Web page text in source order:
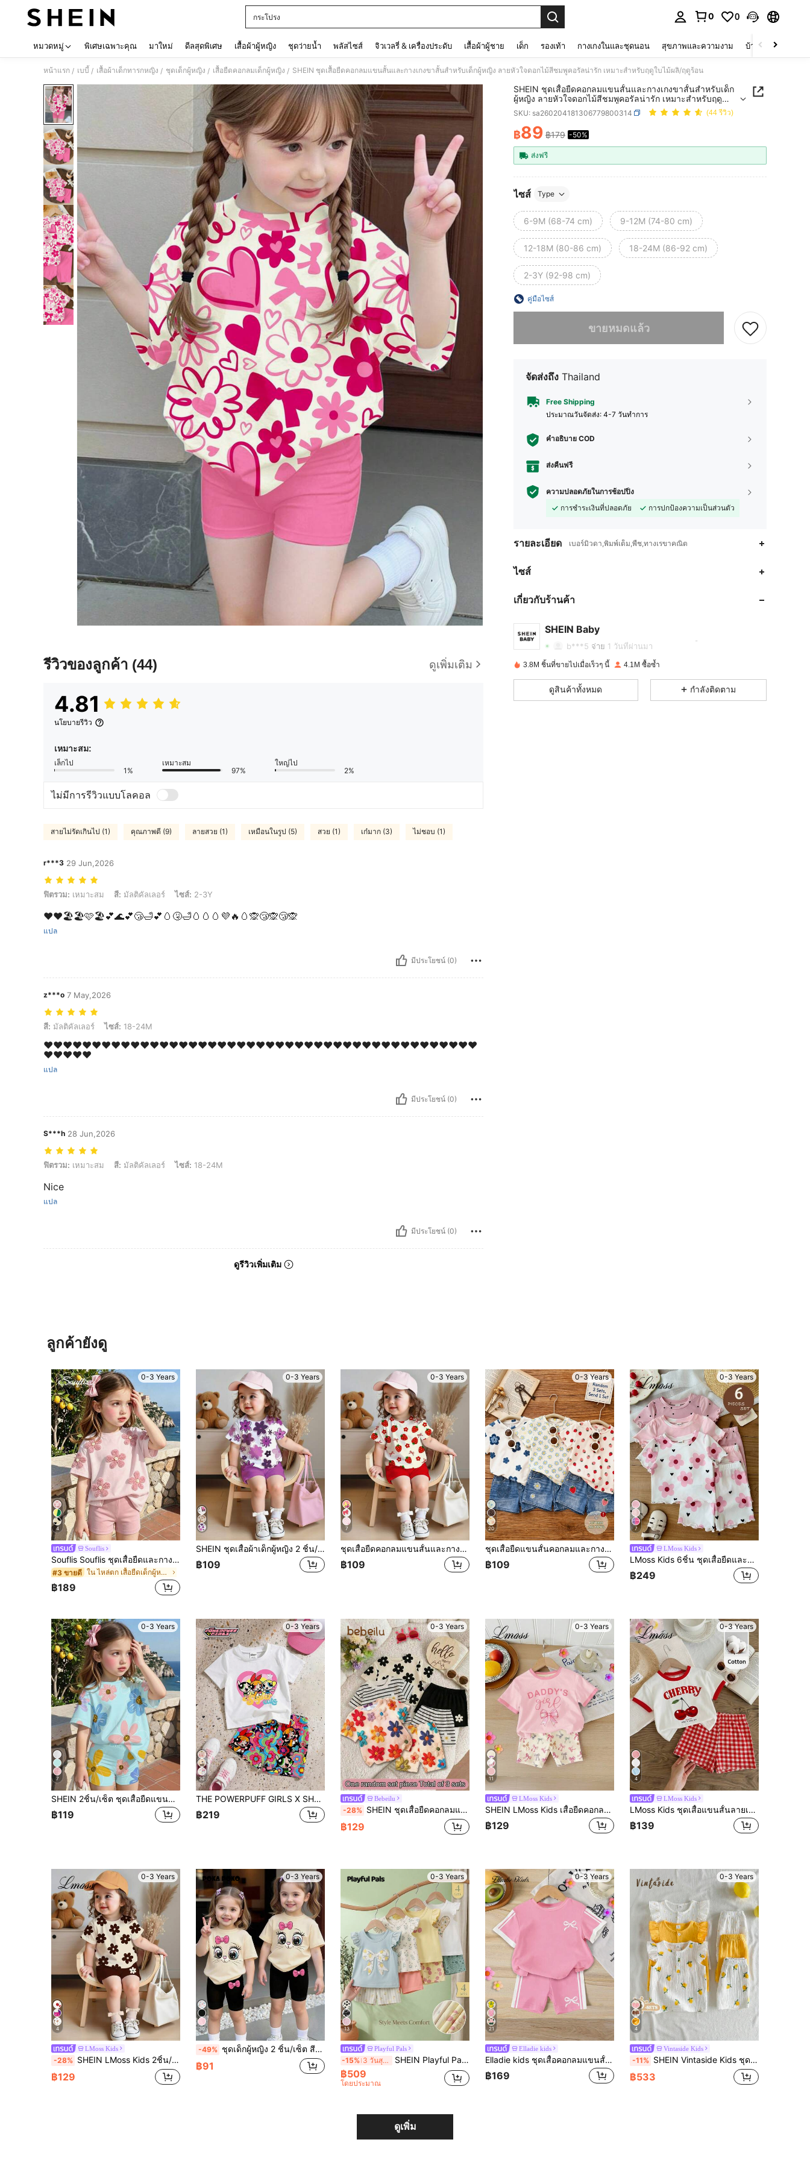
กระโปรง
0 0
หมวดหมู่ พิเศษเฉพาะคุณ มาใหม่ ดีลสุดพิเศษ เสื้อผ้าผู้หญิง ชุดว่ายน้ำ พลัสไซส์ จิวเวลรี่ & เครื่องประดับ เสื้อผ้าผู้ชาย เด็ก รองเท้า กางเกงในและชุดนอน สุขภาพและความงาม บ้านและที่อยู่อาศัย
หน้าแรก / เบบี้ / เสื้อผ้าเด็กทารกหญิง / ชุดเด็กผู้หญิง / เสื้อยืดคอกลมเด็กผู้หญิง / SHEIN ชุดเสื้อยืดคอกลมแขนสั้นและกางเกงขาสั้นสำหรับเด็กผู้หญิง ลายหัวใจดอกไม้สีชมพูคอรัลน่ารัก เหมาะสำหรับฤดูใบไม้ผลิ/ฤดูร้อน
รีวิวของลูกค้า (44) ดูเพิ่มเติม
4.81
นโยบายรีวิว
เหมาะสม:
เล็กไป
1%
เหมาะสม
97%
ใหญ่ไป
2%
ไม่มีการรีวิวแบบโลคอล
สายไม่รัดเกินไป (1) คุณภาพดี (9) ลายสวย (1) เหมือนในรูป (5) สวย (1) เก๋มาก (3) ไม่ชอบ (1)
r***3 29 Jun,2026
ฟิตรวม: เหมาะสม, สี: มัลติคัลเลอร์, ไซส์: 2-3Y
ฟิตรวม: เหมาะสม สี: มัลติคัลเลอร์ ไซส์: 2-3Y
❤️❤️🏖️🏖️🩷🏖️💕🌊💕😴🛁💕🥚🤧🛁🥚🥚🥚💜🔥🥚🙊😴🙊😴🙊
แปล
มีประโยชน์ (0)
z***o 7 May,2026
สี: มัลติคัลเลอร์, ไซส์: 18-24M
สี: มัลติคัลเลอร์ ไซส์: 18-24M
❤️❤️❤️❤️❤️❤️❤️❤️❤️❤️❤️❤️❤️❤️❤️❤️❤️❤️❤️❤️❤️❤️❤️❤️❤️❤️❤️❤️❤️❤️❤️❤️❤️❤️❤️❤️❤️❤️❤️❤️❤️❤️❤️❤️❤️
❤️❤️❤️❤️❤️
แปล
มีประโยชน์ (0)
S***h 28 Jun,2026
ฟิตรวม: เหมาะสม, สี: มัลติคัลเลอร์, ไซส์: 18-24M
ฟิตรวม: เหมาะสม สี: มัลติคัลเลอร์ ไซส์: 18-24M
Nice
แปล
มีประโยชน์ (0)
ดูรีวิวเพิ่มเติม
SHEIN ชุดเสื้อยืดคอกลมแขนสั้นและกางเกงขาสั้นสำหรับเด็ก
ผู้หญิง ลายหัวใจดอกไม้สีชมพูคอรัลน่ารัก เหมาะสำหรับฤดู
ใบไม้ผลิ/ฤดูร้อน
SKU: sa260204181306779800314 (44 รีวิว)
PRICE AND AVAILABILITY
฿89 ฿179 -50%
ส่งฟรี
ไซส์ Type
6-9M (68-74 cm) 9-12M (74-80 cm)
12-18M (80-86 cm) 18-24M (86-92 cm)
2-3Y (92-98 cm)
คู่มือไซส์
ขายหมดแล้ว
จัดส่งถึง Thailand
Free Shipping
ประมาณวันจัดส่ง: 4-7 วันทำการ
คำอธิบาย COD
ส่งคืนฟรี
ความปลอดภัยในการช้อปปิ้ง
การชำระเงินที่ปลอดภัย
การปกป้องความเป็นส่วนตัว
รายละเอียด เบอร์มิวดา,พิมพ์เต็ม,พืช,ทางเรขาคณิต
ไซส์
เกี่ยวกับร้านค้า
SHEIN Baby
4.96
4.96
b***5 จ่าย 1 วันที่ผ่านมา
3.8M ชิ้นที่ขายไปเมื่อเร็วๆ นี้ 4.1M ซื้อซ้ำ
ดูสินค้าทั้งหมด กำลังติดตาม
ลูกค้ายังดู
0-3 Years
4
Souflis
Souflis Souflis ชุดเสื้อยืดและกางเกงขาสั้นสำหรับเด็กผู้หญิง 2 ชิ้น/เซ็ต แฟชั่นลำลองอเนกประสงค์ ฤดูใบไม้ผลิ/ฤดูร้อน ลายดอกไม้เล็กสีชมพูหวานน่ารัก โดพามีนสีชมพู เสื้อยืดคอกลมแขนสั้นทรงหลวมนุ่มและกางเกงขาสั้นปั่นจักรยาน ชุดเสื้อผ้าฤดูใบไม้ผลิ/ฤดูร้อน
#3 ขายดี ใน ไหล่ตก เสื้อยืดเด็กผู้หญิง
฿189
0-3 Years
SHEIN ชุดเสื้อผ้าเด็กผู้หญิง 2 ชิ้น/ชุด ลายดอกไม้สีม่วง, เสื้อยืดคอกลมแขนสั้นและกางเกงเลกกิ้ง, เหมาะสำหรับฤดูใบไม้ผลิ/ฤดูร้อน Y2K, แฟชั่นเด็กผู้หญิงน่ารักใส่ได้ทุกวัน, แฟชั่นฤดูใบไม้ร่วงสำหรับเด็กผู้หญิง, สไตล์ใหม่สำหรับฤดูใบไม้ร่วง, Blossom Vogue, K-Pop, ชุดเซ็ตสำหรับเด็กผู้หญิง, ชุดสองชิ้น, แฟชั่นราคาไม่แพง
฿109
0-3 Years
7
ชุดเสื้อยืดคอกลมแขนสั้นและกางเกงเลกกิ้งลายพิมพ์โบว์, สตรอว์เบอร์รี, ลายดอกไม้ น่ารักหวานๆ สำหรับเด็กผู้หญิง เหมาะสำหรับฤดูใบไม้ผลิและฤดูร้อน
฿109
0-3 Years
20
ชุดเสื้อยืดแขนสั้นคอกลมและกางเกงขาสั้นลำลอง 2 ชิ้น ลายดอกไม้สไตล์มินิมอลน่ารัก วินเทจ Academy สำหรับเด็กผู้หญิง เหมาะสำหรับใส่ประจำวัน ที่บ้าน และโรงเรียน ในฤดูใบไม้ผลิ/ฤดูร้อน 1 ชุดสุ่ม
฿109
0-3 Years
7
LMoss Kids
LMoss Kids 6ชิ้น ชุดเสื้อยืดและกางเกงขาสั้นลายหัวใจ, ลายจุดและลายดอกไม้สำหรับเด็กผู้หญิง
฿249
0-3 Years
7
SHEIN 2ชิ้น/เซ็ต ชุดเสื้อยืดแขนสั้นพิมพ์ลายดอกไม้สุดน่ารักสำหรับเด็กผู้หญิงและกางเกงขาสั้น, เหมาะสำหรับออกนอกบ้าน, วันหยุด, ชุดลำลองในฤดูร้อน
฿119
0-3 Years
32
THE POWERPUFF GIRLS X SHEIN GraphicGems 1 ชุด เสื้อยืดคอกลมแขนสั้นลายการ์ตูนน่ารักและกางเกงขาสั้นลายพิมพ์ทั้งตัว สำหรับเด็กผู้หญิง
฿219
0-3 Years
Bebeilu
-28% SHEIN ชุดเสื้อยืดคอกลมแขนสั้นและกางเกงเลกกิ้งรัดรูปสำหรับเด็กผู้หญิง ลายดอกไม้เล็กๆ แบบเรียบง่าย ลำลอง น่ารัก สนุกสนาน มีพื้นผิว สีแดง สไตล์วินเทจ ลายดอกไม้แบบชนบท เหมาะสำหรับฤดูใบไม้ผลิและฤดูร้อน ลายกราฟิก สบาย ชุดเสื้อผ้าเด็กผู้หญิง Y2K วินเทจ วันหยุด
฿129
0-3 Years
11
LMoss Kids
SHEIN LMoss Kids เสื้อยืดคอกลมแขนสั้นทรงหลวมและกางเกงขาสั้นปั่นจักรยานรัดรูปสำหรับเด็กผู้หญิง, เหมาะสำหรับฤดูใบไม้ผลิ/ฤดูร้อน
฿129
0-3 Years
4
LMoss Kids
LMoss Kids ชุดเสื้อแขนสั้นลายเชอร์รี่สีชมพูน่ารักและกางเกงขาสั้นเอวยางยืดสำหรับเด็กผู้หญิง
฿139
0-3 Years
4
LMoss Kids
-28% SHEIN LMoss Kids 2ชิ้น/ชุด เสื้อครอปพิมพ์ลายดอกไม้เล็กน่ารักลำลองสำหรับเด็กผู้หญิงและชุดกางเกงขาสั้น สีเมลอน เหมาะสำหรับวันวาเลนไทน์, วันหยุด, ฤดูร้อน, กลางแจ้ง, กลับไปโรงเรียน, ชุดพี่น้อง, วันหยุด
฿129
0-3 Years
30
-49% ชุดเด็กผู้หญิง 2 ชิ้น/เซ็ต สีเบจ สำหรับฤดูร้อน ลำลองและท่องเที่ยว เสื้อยืดพิมพ์ลายตัวอักษรกราฟิก & กางเกงขาสั้นจักรยาน ชุดพิมพ์ลายจุดสบายระดับไฮเอนด์
฿91
0-3 Years
13
Playful Pals
-15% 3 วันสุดท้าย SHEIN Playful Pals ชุด 8 ชิ้น สำหรับเด็กหญิง 0-3 ปี ฤดูใบไม้ผลิ/ฤดูร้อน ใหม่ สบายๆ ประจำวัน บ้าน & ออกไปข้างนอก น่ารัก สนุกสนาน เสื้อกล้ามแขนระบายบัลเล่ต์เด็กหญิง & กางเกงขาสั้น
฿509
โดยประมาณ
0-3 Years
21
Elladie kids
Elladie kids ชุดเสื้อคอกลมแขนสั้นลายทางสีตัดกันสำหรับเด็กผู้หญิง, เหมาะสำหรับฤดูร้อน, โรงเรียน, บ้าน, กลางแจ้ง, เสื้อผ้าเด็กผู้หญิงน่ารักสไตล์เกาหลี
฿169
0-3 Years
4
Vintaside Kids
-11% SHEIN Vintaside Kids ชุดเด็กผู้หญิง 6 ชิ้น/3 เซ็ต สไตล์ชนบท ลายจุดมะนาว เสื้อคอกลม แขนระบายพริ้ว และกางเกงขาสั้นพิมพ์ลายเข้าชุด เหมาะสำหรับใส่ประจำวัน ออกไปข้างนอก และวันหยุด
฿533
ดูเพิ่ม